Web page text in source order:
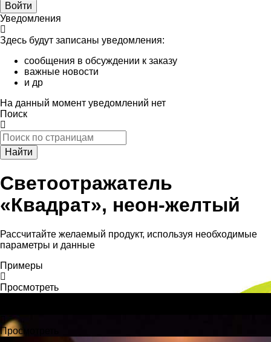
Войти
Уведомления
Здесь будут записаны уведомления:
сообщения в обсуждении к заказу
важные новости
и др
На данный момент уведомлений нет
Поиск
Найти
Светоотражатель
«Квадрат», неон-желтый
Рассчитайте желаемый продукт, используя необходимые
параметры и данные
Примеры
Просмотреть
Просмотреть